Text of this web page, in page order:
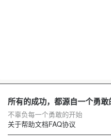
所有的成功，都源自一个勇敢
不辜负每一个勇敢的开始
关于帮助文档FAQ协议